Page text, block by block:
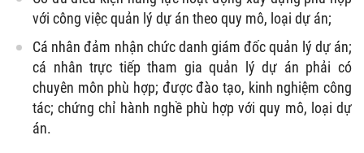
với công việc quản lý dự án theo quy mô, loại dự án;
Cá nhân đảm nhận chức danh giám đốc quản lý dự án;
cá nhân trực tiếp tham gia quản lý dự án phải có
chuyên môn phù hợp; được đào tạo, kinh nghiệm công
tác; chứng chỉ hành nghề phù hợp với quy mô, loại dự
án.